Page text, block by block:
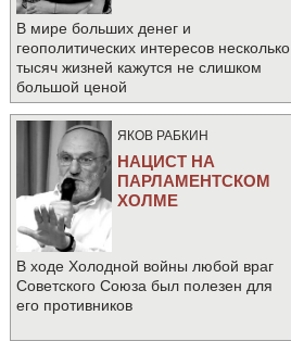
В мире больших денег и
геополитических интересов несколько
тысяч жизней кажутся не слишком
большой ценой
ЯКОВ РАБКИН
НАЦИСТ НА
ПАРЛАМЕНТСКОМ
ХОЛМЕ
В ходе Холодной войны любой враг
Советского Союза был полезен для
его противников